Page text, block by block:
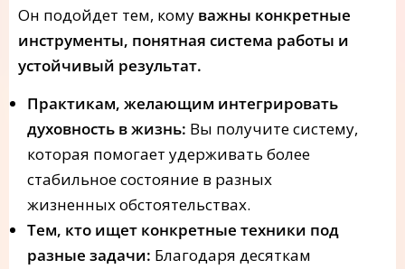
Он подойдет тем, кому важны конкретные
инструменты, понятная система работы и
устойчивый результат.
Практикам, желающим интегрировать
духовность в жизнь: Вы получите систему,
которая помогает удерживать более
стабильное состояние в разных
жизненных обстоятельствах.
Тем, кто ищет конкретные техники под
разные задачи: Благодаря десяткам